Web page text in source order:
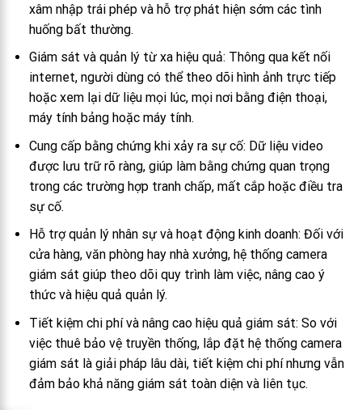
xâm nhập trái phép và hỗ trợ phát hiện sớm các tình
huống bất thường.
Giám sát và quản lý từ xa hiệu quả: Thông qua kết nối
internet, người dùng có thể theo dõi hình ảnh trực tiếp
hoặc xem lại dữ liệu mọi lúc, mọi nơi bằng điện thoại,
máy tính bảng hoặc máy tính.
Cung cấp bằng chứng khi xảy ra sự cố: Dữ liệu video
được lưu trữ rõ ràng, giúp làm bằng chứng quan trọng
trong các trường hợp tranh chấp, mất cắp hoặc điều tra
sự cố.
Hỗ trợ quản lý nhân sự và hoạt động kinh doanh: Đối với
cửa hàng, văn phòng hay nhà xưởng, hệ thống camera
giám sát giúp theo dõi quy trình làm việc, nâng cao ý
thức và hiệu quả quản lý.
Tiết kiệm chi phí và nâng cao hiệu quả giám sát: So với
việc thuê bảo vệ truyền thống, lắp đặt hệ thống camera
giám sát là giải pháp lâu dài, tiết kiệm chi phí nhưng vẫn
đảm bảo khả năng giám sát toàn diện và liên tục.